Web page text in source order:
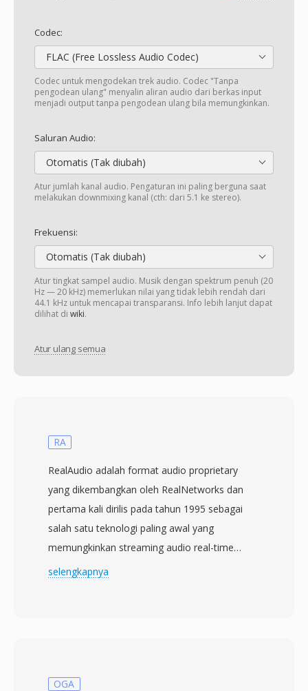
Codec:
FLAC (Free Lossless Audio Codec)
Codec untuk mengodekan trek audio. Codec "Tanpa
pengodean ulang" menyalin aliran audio dari berkas input
menjadi output tanpa pengodean ulang bila memungkinkan.
Saluran Audio:
Otomatis (Tak diubah)
Atur jumlah kanal audio. Pengaturan ini paling berguna saat
melakukan downmixing kanal (cth: dari 5.1 ke stereo).
Frekuensi:
Otomatis (Tak diubah)
Atur tingkat sampel audio. Musik dengan spektrum penuh (20
Hz — 20 kHz) memerlukan nilai yang tidak lebih rendah dari
44.1 kHz untuk mencapai transparansi. Info lebih lanjut dapat
dilihat di wiki.
Atur ulang semua
RA
RealAudio adalah format audio proprietary
yang dikembangkan oleh RealNetworks dan
pertama kali dirilis pada tahun 1995 sebagai
salah satu teknologi paling awal yang
memungkinkan streaming audio real-time
melalui internet. Selama era dial-up, RealAudio
untuk ditransfer. Format ini berevolusi melalui
selengkapnya
OGA